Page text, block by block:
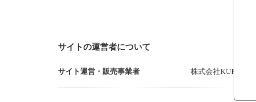
サイトの運営者について
サイト運営・販売事業者 株式会社